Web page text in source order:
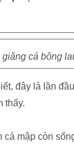
cá bông
đây là lần
thấy.
mập còn